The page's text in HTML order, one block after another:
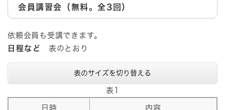
会員講習会（無料。全3回）
依頼会員も受講できます。
日程など
表のとおり
表のサイズを切り替える
表1
日時 内容